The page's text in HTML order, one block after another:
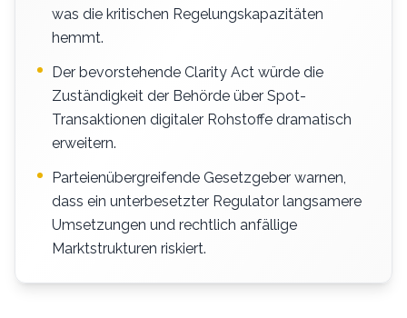
was die kritischen Regelungskapazitäten
hemmt.
Der bevorstehende Clarity Act würde die
Zuständigkeit der Behörde über Spot-
Transaktionen digitaler Rohstoffe dramatisch
erweitern.
Parteienübergreifende Gesetzgeber warnen,
dass ein unterbesetzter Regulator langsamere
Umsetzungen und rechtlich anfällige
Marktstrukturen riskiert.